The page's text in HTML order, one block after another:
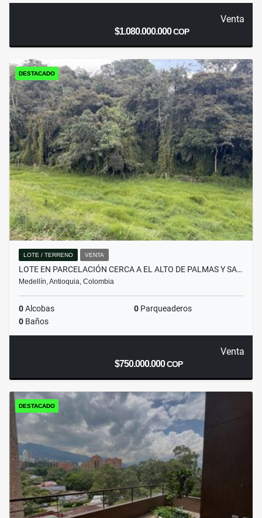
Venta
$1.080.000.000COP
DESTACADO
LOTE / TERRENO VENTA
LOTE EN PARCELACIÓN CERCA A EL ALTO DE PALMAS Y SA…
Medellín, Antioquia, Colombia
0Alcobas 0 Parqueaderos
0 Baños
Venta
$750.000.000COP
DESTACADO